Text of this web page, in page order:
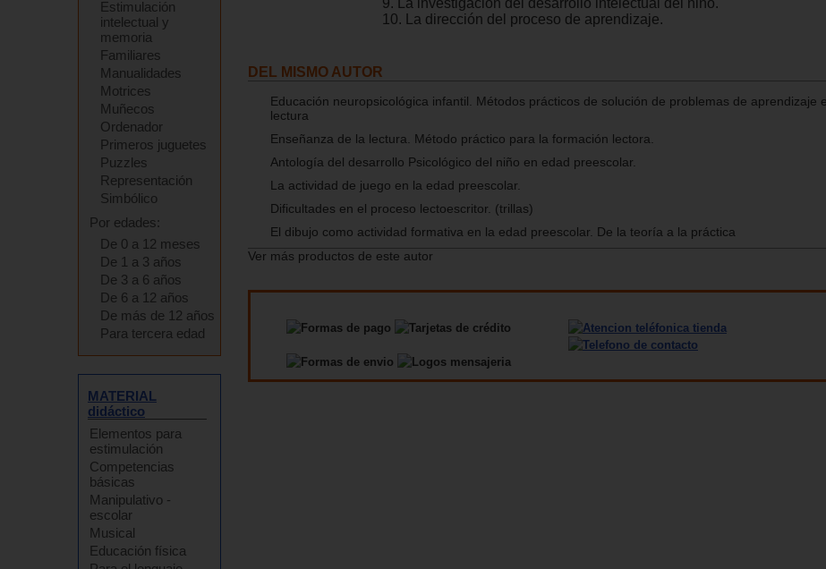
Estimulación
intelectual y
memoria
Familiares
Manualidades
Motrices
Muñecos
Ordenador
Primeros juguetes
Puzzles
Representación
Simbólico
Por edades:
De 0 a 12 meses
De 1 a 3 años
De 3 a 6 años
De 6 a 12 años
De más de 12 años
Para tercera edad
MATERIAL
didáctico
Elementos para
estimulación
Competencias
básicas
Manipulativo -
escolar
Musical
Educación física
9. La investigación del desarrollo intelectual del niño.
10. La dirección del proceso de aprendizaje.
DEL MISMO AUTOR
Educación neuropsicológica infantil. Métodos prácticos de solución de problemas de aprendizaje
lectura
Enseñanza de la lectura. Método práctico para la formación lectora.
Antología del desarrollo Psicológico del niño en edad preescolar.
La actividad de juego en la edad preescolar.
Dificultades en el proceso lectoescritor. (trillas)
El dibujo como actividad formativa en la edad preescolar. De la teoría a la práctica
Ver más productos de este autor